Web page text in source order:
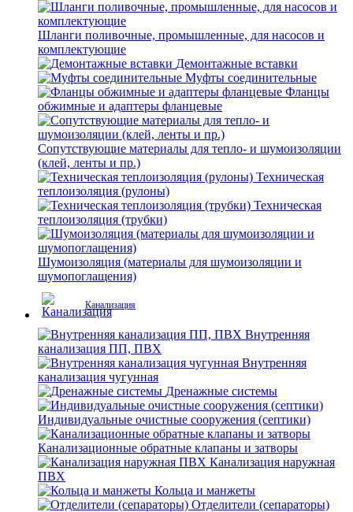
Шланги поливочные, промышленные, для насосов и
комплектующие
Демонтажные вставки
Муфты соединительные
Фланцы
обжимные и адаптеры фланцевые
Сопутствующие материалы для тепло- и шумоизоляции
(клей, ленты и пр.)
Техническая
теплоизоляция (рулоны)
Техническая
теплоизоляция (трубки)
Шумоизоляция (материалы для шумоизоляции и
шумопоглащения)
Канализация
Внутренняя
канализация ПП, ПВХ
Внутренняя
канализация чугунная
Дренажные системы
Индивидуальные очистные сооружения (септики)
Канализационные обратные клапаны и затворы
Канализация наружная
ПВХ
Кольца и манжеты
Отделители (сепараторы)